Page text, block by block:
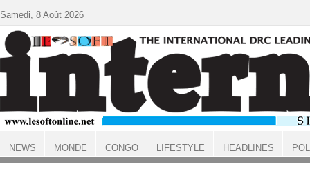
ACCUEIL
Samedi, 8 Août 2026
NEWS MONDE CONGO LIFESTYLE HEADLINES